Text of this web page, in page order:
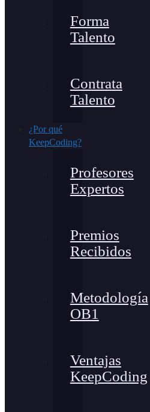
Forma
Talento
Contrata
Talento
¿Por qué
KeepCoding?
Profesores
Expertos
Premios
Recibidos
Metodología
OB1
Ventajas
KeepCoding